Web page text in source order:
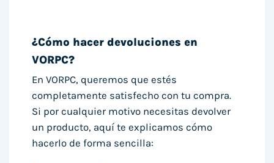
¿Cómo hacer devoluciones en
VORPC?
En VORPC, queremos que estés
completamente satisfecho con tu compra.
Si por cualquier motivo necesitas devolver
un producto, aquí te explicamos cómo
hacerlo de forma sencilla: